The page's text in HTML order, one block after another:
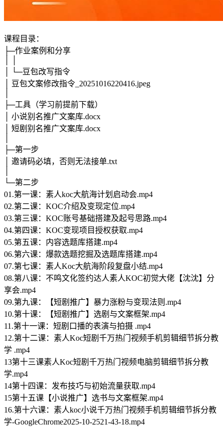
课程目录：
├─作业案例和分享
│ └─豆包改写指令
│ 豆包文案修改指令_20251016220416.jpeg
├─工具（学习前提前下载）
│ 小说别名推广文案库.docx
│ 短剧别名推广文案库.docx
├─第一步
│ 邀请码必填，否则无法接单.txt
└─第二步
01.第一课：素人koc大航海计划启动会.mp4
02.第二课：KOC介绍及变现定位.mp4
03.第三课：KOC账号基础搭建及起号思路.mp4
04.第四课：KOC变现项目授权获取.mp4
05.第五课：内容选题库搭建.mp4
06.第六课：爆款选题挖掘及选题库搭建.mp4
07.第七课：素人Koc大航海阶段复盘小结.mp4
08.第八课：不鸣文化签约达人素人KOC初觉大佬【沈沈】分
享会.mp4
09.第九课：【短剧推广】暴力涨粉与变现法则.mp4
10.第十课：【短剧推广】选剧与文案框架.mp4
11.第十一课：短剧口播的表演与拍摄 .mp4
12.第十二课：素人Koc短剧千万热门视频手机剪辑细节拆分教
学 .mp4
13第十三课素人Koc短剧千万热门视频电脑剪辑细节拆分教
学.mp4
14第十四课：发布技巧与初始流量获取.mp4
15第十五课【小说推广】选书与文案框架.mp4
16.第十六课：素人koc小说千万热门视频手机剪辑细节拆分教
学-GoogleChrome2025-10-2521-43-18.mp4